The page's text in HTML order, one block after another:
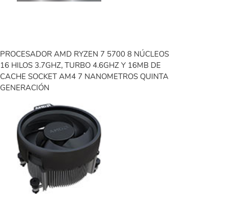
PROCESADOR AMD RYZEN 7 5700 8 NÚCLEOS
16 HILOS 3.7GHZ, TURBO 4.6GHZ Y 16MB DE
CACHE SOCKET AM4 7 NANOMETROS QUINTA
GENERACIÓN